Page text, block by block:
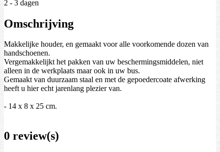
2 - 3 dagen
Omschrijving
Makkelijke houder, en gemaakt voor alle voorkomende dozen van
handschoenen.
Vergemakkelijkt het pakken van uw beschermingsmiddelen, niet
alleen in de werkplaats maar ook in uw bus.
Gemaakt van duurzaam staal en met de gepoedercoate afwerking
heeft u hier echt jarenlang plezier van.
- 14 x 8 x 25 cm.
0 review(s)